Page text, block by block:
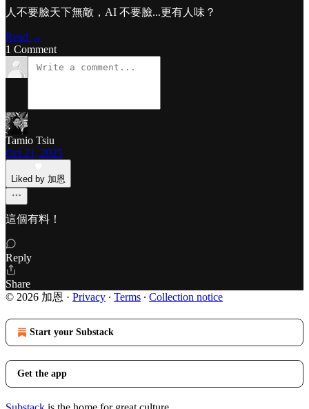
人不要臉天下無敵，AI 不要臉...更有人味？
Read →
1 Comment
Tamio Tsiu
Oct 21, 2025
Liked by 加恩
這個有料！
Reply
Share
© 2026 加恩 · Privacy ∙ Terms ∙ Collection notice
Start your Substack
Get the app